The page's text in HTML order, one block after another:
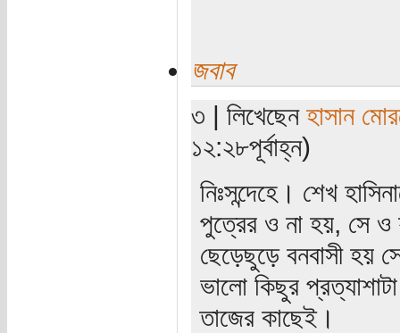
জবাব
৩ | লিখেছেন হাসান
১২:২৮পূর্বাহ্ন)
নিঃসন্দেহে। শেখ
পুত্রের ও না হয়, সে ও
ছেড়েছুড়ে বনবাসী হয়
ভালো কিছুর
তাজের কাছেই।